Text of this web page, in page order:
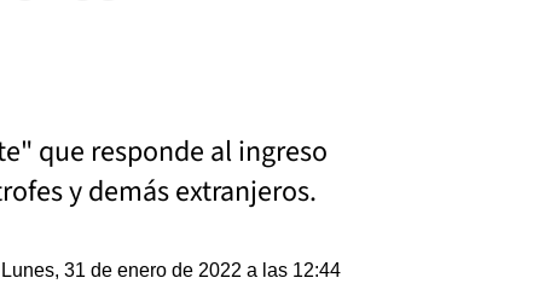
que responde al ingreso
y demás extranjeros.
Lunes, 31 de enero de 2022 a las 12:44